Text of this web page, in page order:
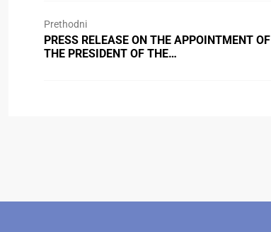
Prethodni
PRESS RELEASE ON THE APPOINTMENT OF
THE PRESIDENT OF THE…